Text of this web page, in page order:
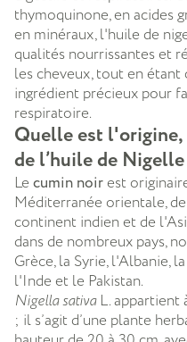
thymoquinone, en acides
en minéraux, l'huile de
qualités nourrissantes et
les cheveux, tout en
ingrédient précieux pour
respiratoire.
Quelle est
de l’huile de
Le cumin noirest
Méditerranée orientale,
continent indien et de
dans de nombreux pays,
Grèce, la Syrie, l'Albanie,
l'Inde et le Pakistan.
Nigella sativaL. appartient
; il s’agit d’une plante